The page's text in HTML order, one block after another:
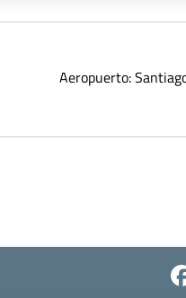
Aeropuerto: